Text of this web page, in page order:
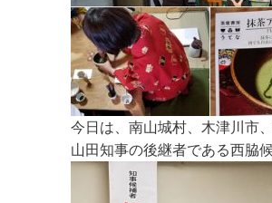
今日は、南山城村、木津川市
山田知事の後継者である西脇